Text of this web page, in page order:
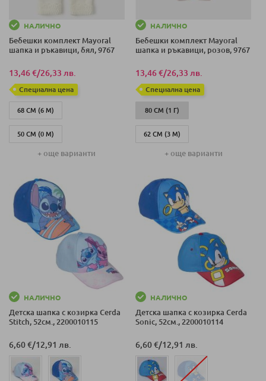
НАЛИЧНО
Бебешки комплект Mayoral
шапка и ръкавици, бял, 9767
13,46 €/26,33 лв.
Специална цена
68 СМ (6 М)
50 СМ (0 М)
80 СМ (1 Г)
62 СМ (3 М)
+ още варианти
НАЛИЧНО
Бебешки комплект Mayoral
шапка и ръкавици, розов, 9767
13,46 €/26,33 лв.
Специална цена
80 СМ (1 Г)
62 СМ (3 М)
68 СМ (6 М)
50 СМ (0 М)
+ още варианти
НАЛИЧНО
Детска шапка с козирка Cerda
Stitch, 52см., 2200010115
6,60 €/12,91 лв.
НАЛИЧНО
Детска шапка с козирка Cerda
Sonic, 52см., 2200010114
6,60 €/12,91 лв.